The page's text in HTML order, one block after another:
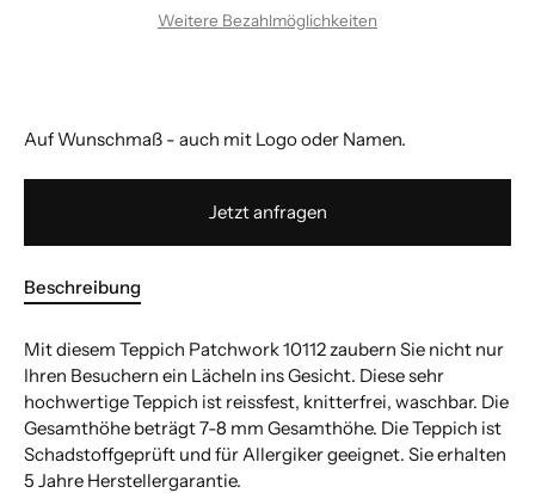
Weitere Bezahlmöglichkeiten
Auf Wunschmaß - auch mit Logo oder Namen.
Jetzt anfragen
Beschreibung
Mit diesem Teppich Patchwork 10112 zaubern Sie nicht nur
Ihren Besuchern ein Lächeln ins Gesicht. Diese sehr
hochwertige Teppich ist reissfest, knitterfrei, waschbar. Die
Gesamthöhe beträgt 7-8 mm Gesamthöhe. Die Teppich ist
Schadstoffgeprüft und für Allergiker geeignet. Sie erhalten
5 Jahre Herstellergarantie.